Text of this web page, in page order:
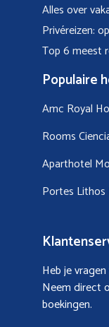
Alles over
Privéreizen:
Top 6 meest
Populaire
Amc Royal
Rooms
Aparthotel
Portes Lithos
Heb je
Neem direct
boekingen.